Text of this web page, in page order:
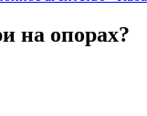
на опорах?